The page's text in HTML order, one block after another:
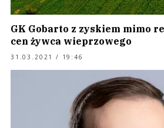
GK Gobarto z zyskiem mimo
cen żywca wieprzowego
31.03.2021 / 19:46